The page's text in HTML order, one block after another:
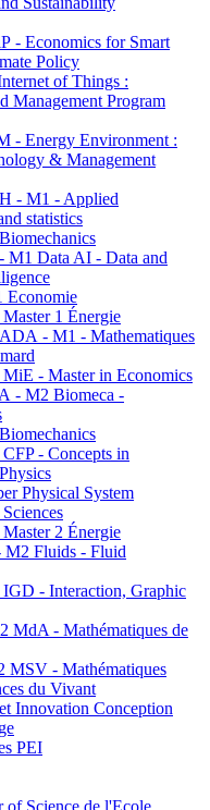
- Economics for Smart
Policy
of Things :
Management Program
- Energy Environment :
& Management
- M1 - Applied
statistics
Data AI - Data and
Economie
1 Énergie
- M1 - Mathematiques
- Master in Economics
- M2 Biomeca -
- Concepts in
Physical System
2 Énergie
Fluids - Fluid
- Interaction, Graphic
MdA - Mathématiques de
- Mathématiques
du Vivant
Innovation Conception
PEI
of Science de l'Ecole